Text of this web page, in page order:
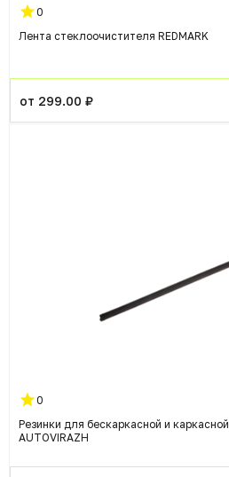
0
Лента стеклоочистителя REDMARK
от 299.00 ₽
0
Резинки для бескаркасной и
AUTOVIRAZH